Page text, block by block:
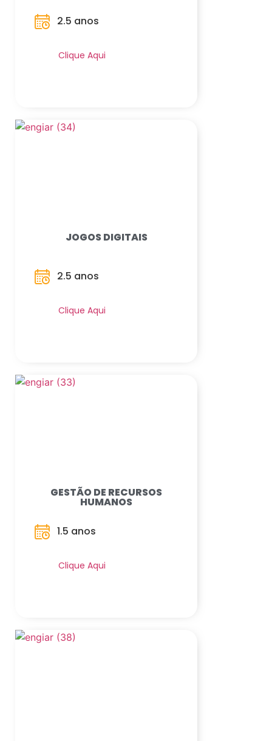
2.5 anos
Clique Aqui
JOGOS DIGITAIS
2.5 anos
Clique Aqui
GESTÃO DE RECURSOS
HUMANOS
1.5 anos
Clique Aqui